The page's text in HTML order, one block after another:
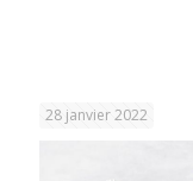
28 janvier 2022